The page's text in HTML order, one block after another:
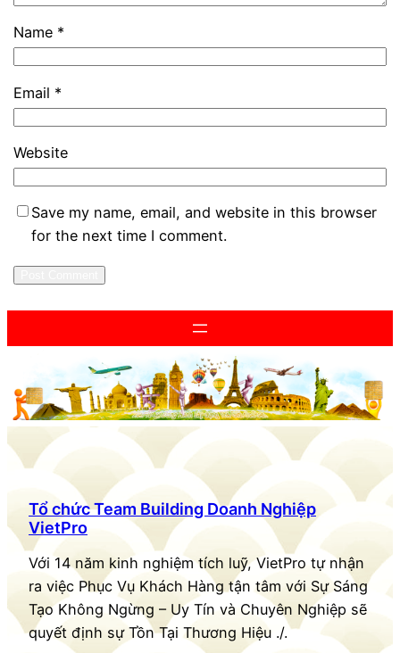
Name *
Email *
Website
Save my name, email, and website in this browser
for the next time I comment.
Tổ chức Team Building Doanh Nghiệp
VietPro
Với 14 năm kinh nghiệm tích luỹ, VietPro tự nhận
ra việc Phục Vụ Khách Hàng tận tâm với Sự Sáng
Tạo Không Ngừng – Uy Tín và Chuyên Nghiệp sẽ
quyết định sự Tồn Tại Thương Hiệu ./.